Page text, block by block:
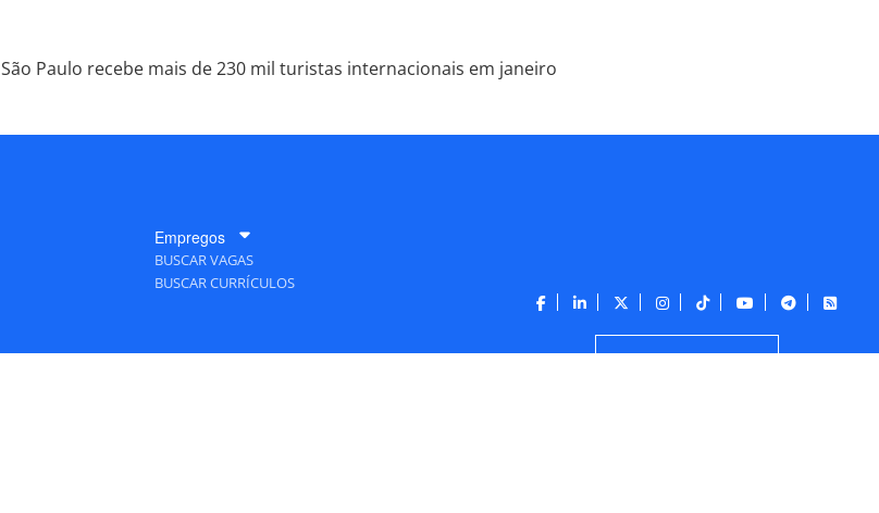
São Paulo recebe mais de 230 mil turistas internacionais em janeiro
Empregos
BUSCAR VAGAS
BUSCAR CURRÍCULOS
CONTATO